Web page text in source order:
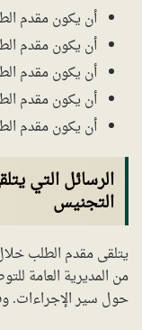
أن يكون مقدم الطلب
أن يكون مقدم
أن يكون مقدم
أن يكون مقدم
أن يكون مقدم
الرسائل التي
التجنيس
من المديرية العامة
حول سير الإجراءات.